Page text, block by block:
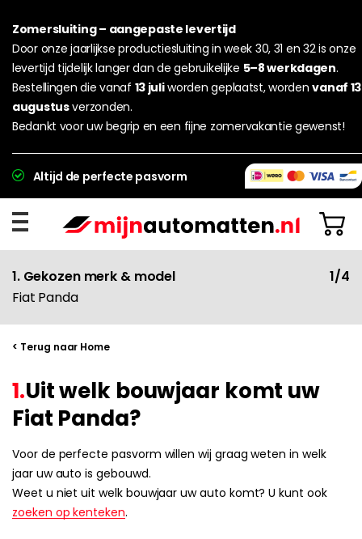
Zomersluiting – aangepaste levertijd
Door onze jaarlijkse productiesluiting in week 30, 31 en 32 is onze
levertijd tijdelijk langer dan de gebruikelijke 5–8 werkdagen.
Bestellingen die vanaf 13 juliworden geplaatst, wordenvanaf 13
augustusverzonden.
Bedankt voor uw begrip en een fijne zomervakantie gewenst!
Altijd de perfecte pasvorm
1. Gekozen merk & model
Fiat Panda
1/4
< Terug naar Home
1.Uit welk bouwjaar komt uw
Fiat Panda?
Voor de perfecte pasvorm willen wij graag weten in welk
jaar uw auto is gebouwd.
Weet u niet uit welk bouwjaar uw auto komt? U kunt ook
zoeken op kenteken.